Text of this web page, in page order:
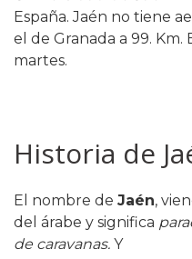
España. Jaén no tiene
el de Granada a 99. Km.
martes.
Historia de
El nombre de Jaén,
del árabe y significa
de caravanas. Y